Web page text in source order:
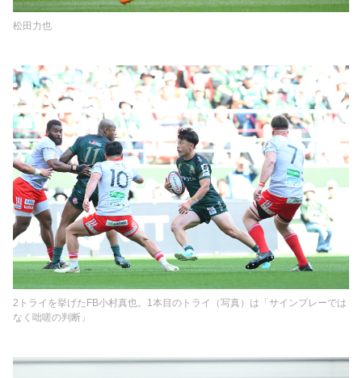
松田力也
2トライを挙げたFB小村真也。1本目のトライ（写真）は「サインプレーでは
なく咄嗟の判断」